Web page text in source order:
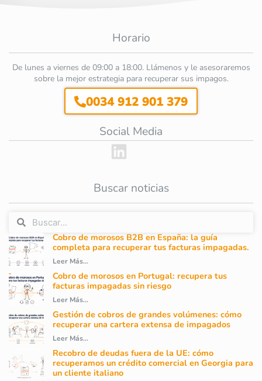
Horario
De lunes a viernes de 09:00 a 18:00. Llámenos y le asesoraremos
sobre la mejor estrategia para recuperar sus impagos.
0034 912 901 379
Social Media
Buscar noticias
Cobro de morosos B2B en España: la guía
completa para recuperar tus facturas impagadas.
Leer Más...
Cobro de morosos en Portugal: recupera tus
facturas impagadas sin riesgo
Leer Más...
Gestión de cobros de grandes volúmenes: cómo
recuperar una cartera extensa de impagados
Leer Más...
Recobro de deudas fuera de la UE: cómo
recuperamos un crédito comercial en Georgia para
un cliente italiano